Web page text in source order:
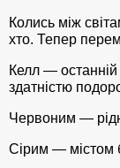
Колись між
хто. Тепер
Келл — останній
здатністю
Червоним —
Сірим — містом